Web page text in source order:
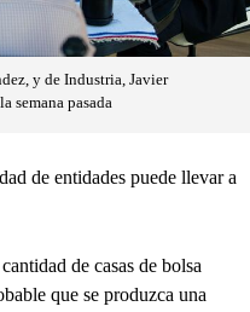
y de Industria, Javier
semana pasada
de entidades puede llevar a
de casas de bolsa
que se produzca una